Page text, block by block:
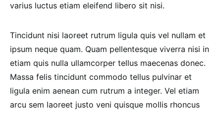
varius luctus etiam eleifend libero sit nisi.
Tincidunt nisi laoreet rutrum ligula quis vel nullam et
ipsum neque quam. Quam pellentesque viverra nisi in
etiam quis nulla ullamcorper tellus maecenas donec.
Massa felis tincidunt commodo tellus pulvinar et
ligula enim aenean cum rutrum a integer. Vel etiam
arcu sem laoreet justo veni quisque mollis rhoncus